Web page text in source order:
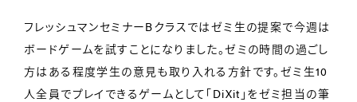
フレッシュマンセミナーBクラスではゼミ生の提案で今週は
ボードゲームを試すことになりました。ゼミの時間の過ごし
方はある程度学生の意見も取り入れる方針です。ゼミ生10
人全員でプレイできるゲームとして「DiXit」をゼミ担当の筆